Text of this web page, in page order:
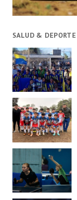
SALUD & DEPORTE